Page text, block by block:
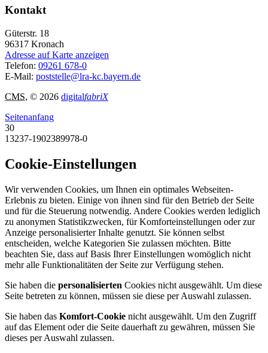
Kontakt
Güterstr. 18
96317 Kronach
Adresse auf Karte anzeigen
Telefon: 09261 678-0
E-Mail: poststelle@lra-kc.bayern.de
CMS, © 2026 digitalfabriX
Seitenanfang
30
13237-1902389978-0
Cookie-Einstellungen
Wir verwenden Cookies, um Ihnen ein optimales Webseiten-
Erlebnis zu bieten. Einige von ihnen sind für den Betrieb der Seite
und für die Steuerung notwendig. Andere Cookies werden lediglich
zu anonymen Statistikzwecken, für Komforteinstellungen oder zur
Anzeige personalisierter Inhalte genutzt. Sie können selbst
entscheiden, welche Kategorien Sie zulassen möchten. Bitte
beachten Sie, dass auf Basis Ihrer Einstellungen womöglich nicht
mehr alle Funktionalitäten der Seite zur Verfügung stehen.
Sie haben die personalisierten Cookies nicht ausgewählt. Um diese
Seite betreten zu können, müssen sie diese per Auswahl zulassen.
Sie haben das Komfort-Cookie nicht ausgewählt. Um den Zugriff
auf das Element oder die Seite dauerhaft zu gewähren, müssen Sie
dieses per Auswahl zulassen.